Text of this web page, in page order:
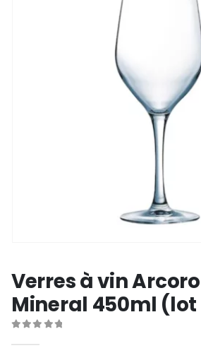
Verres à vin
Mineral 450ml (lot